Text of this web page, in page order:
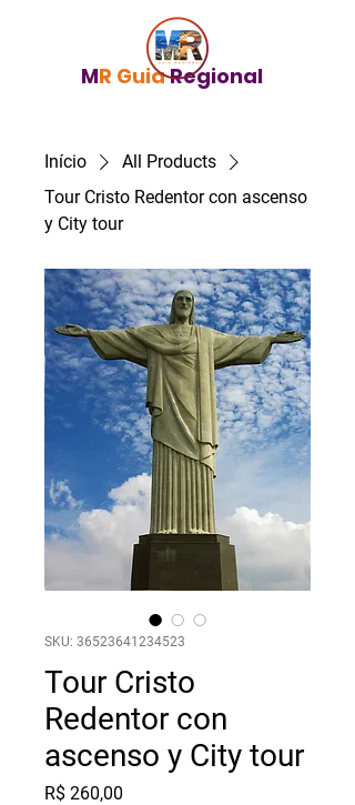
MR GuiaRegional
Início
All Products
Tour Cristo Redentor con ascenso
y City tour
SKU: 36523641234523
Tour Cristo
Redentor con
ascenso y City tour
R$ 260,00